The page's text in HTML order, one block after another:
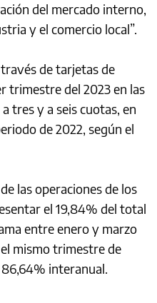
del mercado interno,
y el comercio local”.
de tarjetas de
trimestre del 2023 en las
tres y a seis cuotas, en
de 2022, según el
las operaciones de los
el 19,84% del total
entre enero y marzo
mismo trimestre de
interanual.